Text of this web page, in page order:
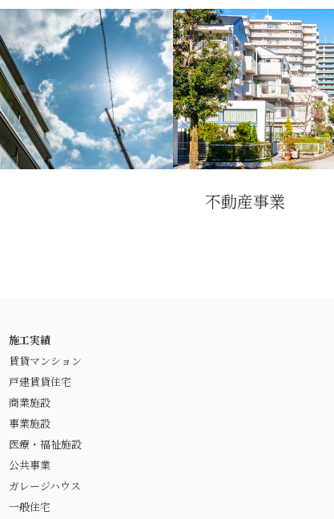
不動産事業
施工実績
賃貸マンション
戸建賃貸住宅
商業施設
事業施設
医療・福祉施設
公共事業
ガレージハウス
一般住宅